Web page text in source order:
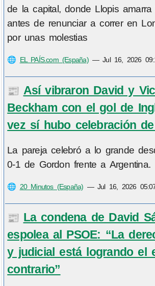
de la capital, donde Llopis amarra
antes de renunciar a correr en
por unas molestias
🌐 EL PAÍS.com (España)—Jul 16, 2026
📰 Así vibraron David y
Beckham con el gol de
vez sí hubo celebración
La pareja celebró a lo grande
0-1 de Gordon frente a Argentina.
🌐 20 Minutos (España) —Jul 16, 2026
📰 La condena de David
espolea al PSOE: “La
y judicial está logrando el
contrario”